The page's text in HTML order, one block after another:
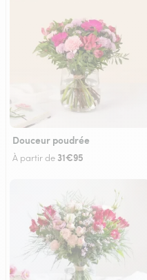
Douceur poudrée
À partir de 31€95